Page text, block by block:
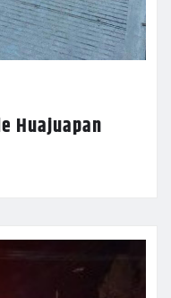
Huajuapan